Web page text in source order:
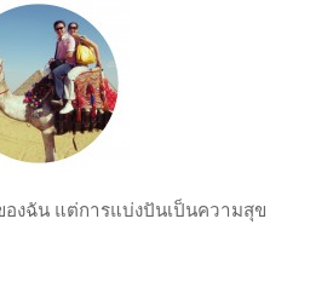
องฉัน แต่การแบ่งปันเป็นความสุข